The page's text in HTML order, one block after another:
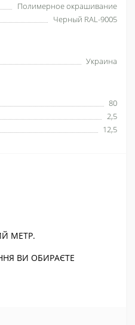
Полимерное окрашивание
Черный RAL-9005
Украина
80
2,5
12,5
МЕТР.
ВИ ОБИРАЄТЕ